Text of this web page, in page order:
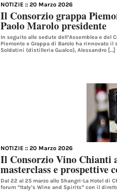
NOTIZIE :: 20 Marzo 2026
Il Consorzio grappa
Paolo Marolo presidente
In seguito alle sedute dell’Assemblea e del
Piemonte e Grappa di Barolo ha rinnovato
Soldatini (distilleria Gualco), Alessandro […]
NOTIZIE :: 20 Marzo 2026
Il Consorzio Vino Chianti
masterclass e prospettive
Dal 22 al 25 marzo allo Shangri-La Hotel di
forum “Italy’s Wine and Spirits” con il